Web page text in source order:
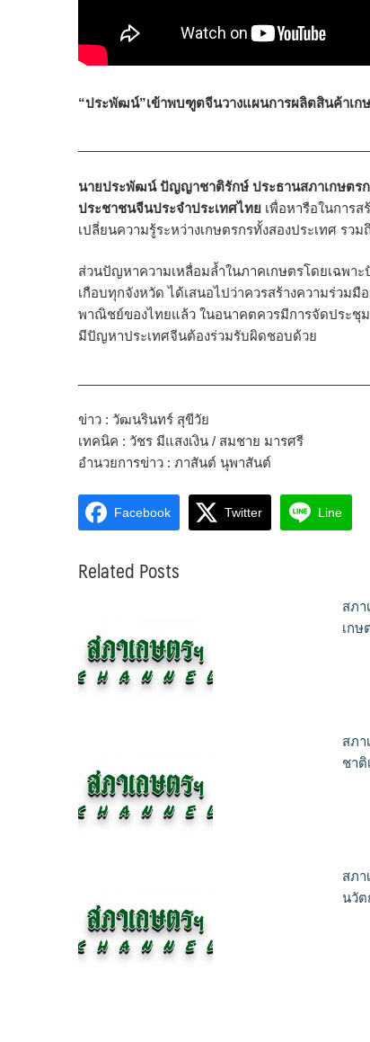
“ประพัฒน์”เข้าพบฑูตจีนวางแผนการผลิตสินค้าเก
นายประพัฒน์ ปัญญาชาติรักษ์ ประธานสภาเกษตร
ประชาชนจีนประจำประเทศไทย เพื่อหารือในการ
เปลี่ยนความรู้ระหว่างเกษตรกรทั้งสองประเทศ ร
ส่วนปัญหาความเหลื่อมล้ำในภาคเกษตรโดยเฉพา
เกือบทุกจังหวัด ได้เสนอไปว่าควรสร้างความร่วมมื
พาณิชย์ของไทยแล้ว ในอนาคตควรมีการจัดประชุ
มีปัญหาประเทศจีนต้องร่วมรับผิดชอบด้วย
ข่าว : วัฒนรินทร์ สุขีวัย
เทคนิค : วัชร มีแสงเงิน / สมชาย มารศรี
อำนวยการข่าว : ภาสันต์ นุพาสันต์
Facebook Twitter Line
Related Posts
สภา
เกษ
สภา
ชาติ
สภา
นวัต